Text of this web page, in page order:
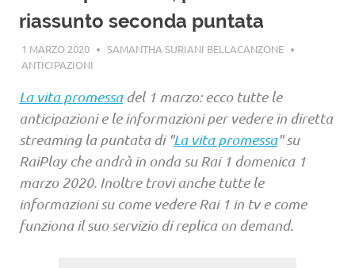
riassunto seconda puntata
1 MARZO 2020
SAMANTHA SURIANI BELLACANZONE
ANTICIPAZIONI
La vita promessadel 1 marzo: ecco tutte le
anticipazioni e le informazioni per vedere in diretta
streaming la puntata di "La vita promessa" su
RaiPlay che andrà in onda su Rai 1 domenica 1
marzo 2020. Inoltre trovi anche tutte le
informazioni su come vedere Rai 1 in tv e come
funziona il suo servizio di replica on demand.